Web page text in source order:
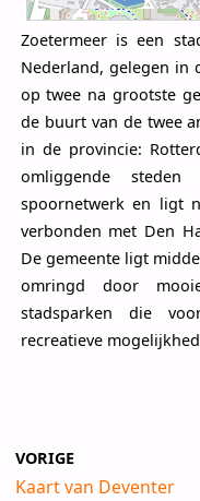
Zoetermeer is een
Nederland, gelegen in
op twee na grootste
de buurt van de twee
in de provincie:
omliggende
spoornetwerk en ligt
verbonden met Den
De gemeente ligt
omringd door
stadsparken die
recreatieve
VORIGE
Kaart van Deventer